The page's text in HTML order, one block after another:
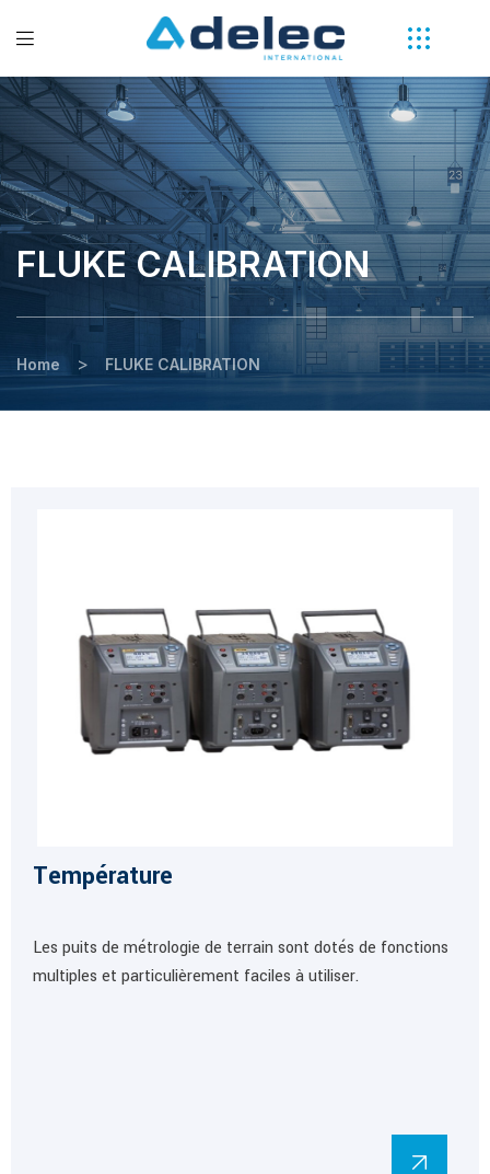
FLUKE CALIBRATION
Home > FLUKE CALIBRATION
Température
Les puits de métrologie de terrain sont dotés de fonctions
multiples et particulièrement faciles à utiliser.